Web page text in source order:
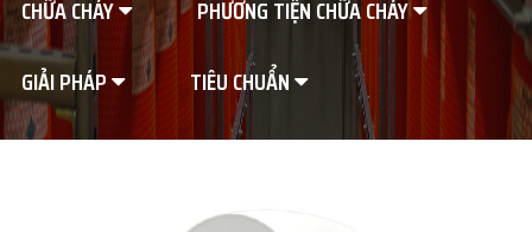
CHỮA CHÁY
PHƯƠNG TIỆN CHỮA CHÁY
GIẢI PHÁP
TIÊU CHUẨN